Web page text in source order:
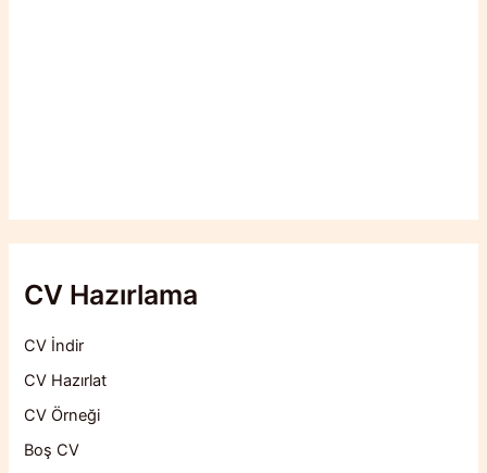
CV Hazırlama
CV İndir
CV Hazırlat
CV Örneği
Boş CV